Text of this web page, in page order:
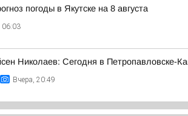
погоды в Якутске на 8 августа
06:03
Николаев: Сегодня в Петропавловске-
Вчера, 20:49